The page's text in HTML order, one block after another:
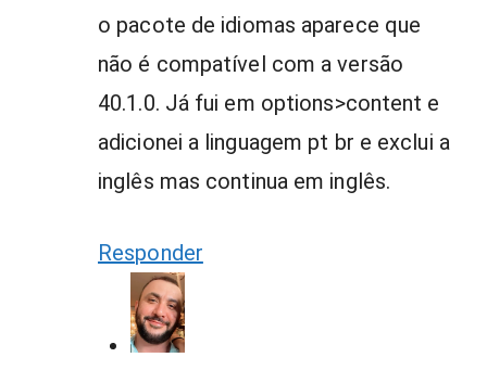
o pacote de idiomas aparece que
não é compatível com a versão
40.1.0. Já fui em options>content e
adicionei a linguagem pt br e exclui a
inglês mas continua em inglês.
Responder